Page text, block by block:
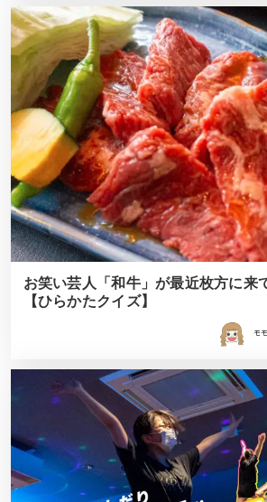
お笑い芸人「和牛」が最近枚方に来
【ひらかたクイズ】
モ